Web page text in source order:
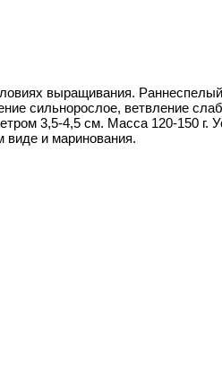
выращивания. Раннеспелый
сильнорослое, ветвление
3,5-4,5 см. Масса 120-150 г.
виде и маринования.